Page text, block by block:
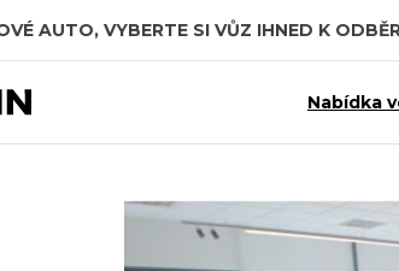
AUTO, VYBERTE SI VŮZ IHNED K
Nabídka